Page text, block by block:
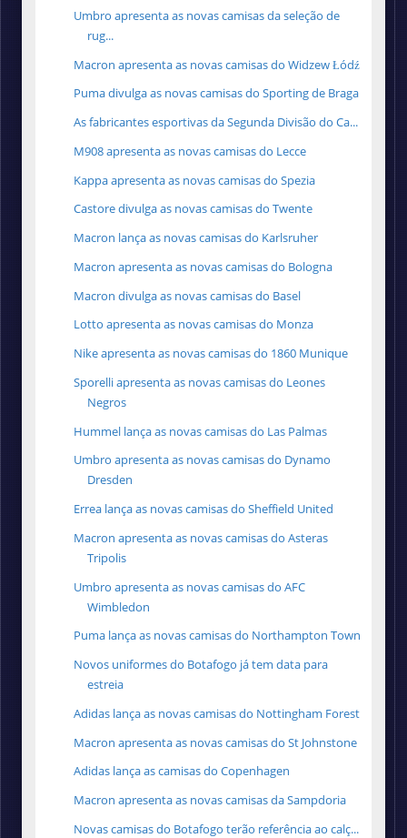
Umbro apresenta as novas camisas da seleção de
rug...
Macron apresenta as novas camisas do Widzew Łódź
Puma divulga as novas camisas do Sporting de Braga
As fabricantes esportivas da Segunda Divisão do Ca...
M908 apresenta as novas camisas do Lecce
Kappa apresenta as novas camisas do Spezia
Castore divulga as novas camisas do Twente
Macron lança as novas camisas do Karlsruher
Macron apresenta as novas camisas do Bologna
Macron divulga as novas camisas do Basel
Lotto apresenta as novas camisas do Monza
Nike apresenta as novas camisas do 1860 Munique
Sporelli apresenta as novas camisas do Leones
Negros
Hummel lança as novas camisas do Las Palmas
Umbro apresenta as novas camisas do Dynamo
Dresden
Errea lança as novas camisas do Sheffield United
Macron apresenta as novas camisas do Asteras
Tripolis
Umbro apresenta as novas camisas do AFC
Wimbledon
Puma lança as novas camisas do Northampton Town
Novos uniformes do Botafogo já tem data para
estreia
Adidas lança as novas camisas do Nottingham Forest
Macron apresenta as novas camisas do St Johnstone
Adidas lança as camisas do Copenhagen
Macron apresenta as novas camisas da Sampdoria
Novas camisas do Botafogo terão referência ao calç...